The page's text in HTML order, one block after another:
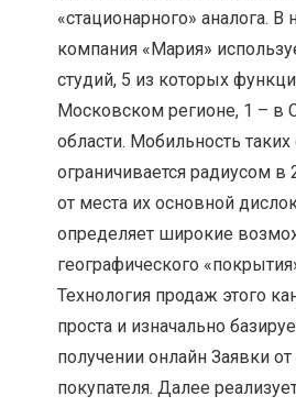
«стационарного» аналога.
компания «Мария»
студий, 5 из которых
Московском регионе, 1 – в
области. Мобильность таких
ограничивается радиусом в
от места их основной
определяет широкие
географического
Технология продаж этого
проста и изначально
получении онлайн Заявки
покупателя. Далее